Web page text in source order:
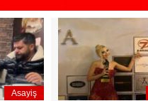
Asayiş